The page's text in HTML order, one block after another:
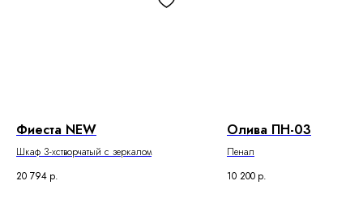
Фиеста NEW
Шкаф 3-хстворчатый с зеркалом
20 794 р.
Олива ПН-03
Пенал
10 200 р.